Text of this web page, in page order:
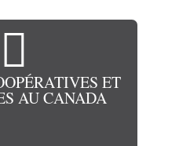

ET
AU CANADA